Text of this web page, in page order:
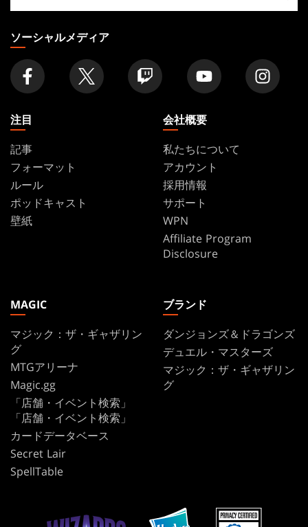
り
の
店
舗
を
探
ソーシャルメディア
注目
記事
フォーマット
ルール
ポッドキャスト
壁紙
会社概要
私たちについて
アカウント
採用情報
サポート
WPN
Affiliate Program
Disclosure
MAGIC
マジック：ザ・ギャザリン
グ
MTGアリーナ
Magic.gg
「店舗・イベント検索」
「店舗・イベント検索」
カードデータベース
Secret Lair
SpellTable
ブランド
ダンジョンズ＆ドラゴンズ
デュエル・マスターズ
マジック：ザ・ギャザリン
グ